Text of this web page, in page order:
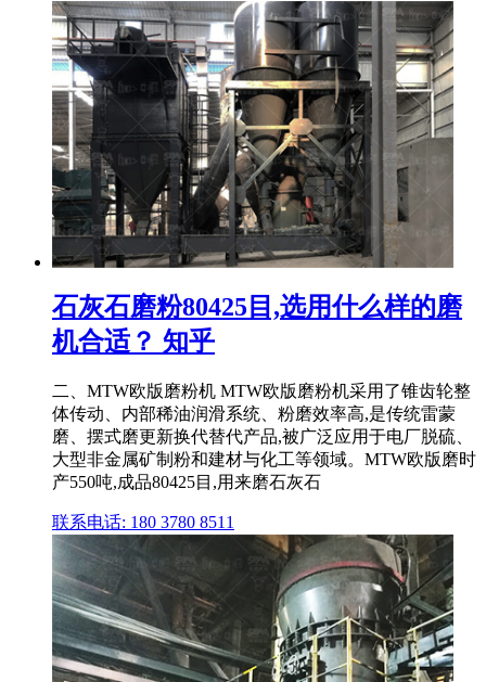
石灰石磨粉80425目,选用什么样的磨
机合适？ 知乎
二、MTW欧版磨粉机 MTW欧版磨粉机采用了锥齿轮整
体传动、内部稀油润滑系统、粉磨效率高,是传统雷蒙
磨、摆式磨更新换代替代产品,被广泛应用于电厂脱硫、
大型非金属矿制粉和建材与化工等领域。MTW欧版磨时
产550吨,成品80425目,用来磨石灰石
联系电话: 180 3780 8511